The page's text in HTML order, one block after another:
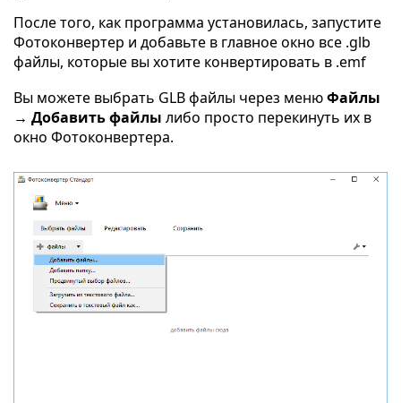
После того, как программа установилась, запустите
Фотоконвертер и добавьте в главное окно все .glb
файлы, которые вы хотите конвертировать в .emf
Вы можете выбрать GLB файлы через менюФайлы
→ Добавить файлы либо просто перекинуть их в
окно Фотоконвертера.